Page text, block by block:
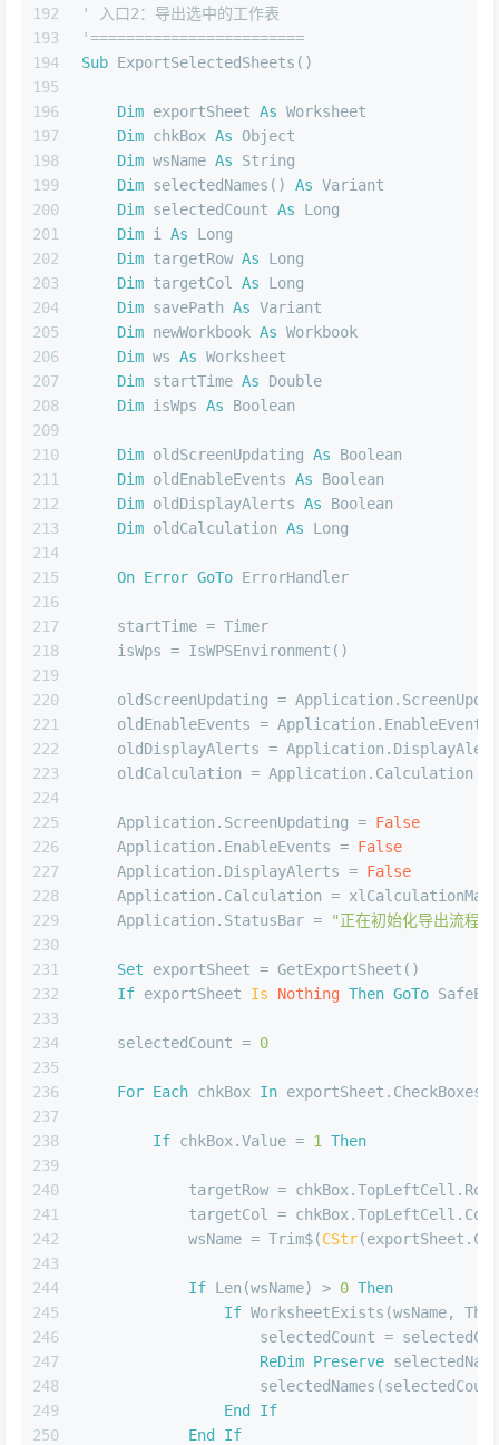
192
193
194
195
196
197
198
199
200
201
202
203
204
205
206
207
208
209
210
211
212
213
214
215
216
217
218
219
220
221
222
223
224
225
226
227
228
229
230
231
232
233
234
235
236
237
238
239
240
241
242
243
244
245
246
247
248
249
250
' 入口2：导出选中的工作表
'========================
Sub ExportSelectedSheets()
Dim exportSheet As Worksheet
Dim chkBox As
Object
Dim wsName As
String
Dim selectedNames() As Variant
Dim selectedCount As
Long
Dim i As
Long
Dim targetRow As
Long
Dim targetCol As
Long
Dim savePath As Variant
Dim newWorkbook As Workbook
Dim ws As Worksheet
Dim startTime As
Double
Dim isWps As Boolean
Dim oldScreenUpdating As
Boolean
Dim oldEnableEvents As
Boolean
Dim oldDisplayAlerts As
Boolean
Dim oldCalculation As Long
On Error GoTo ErrorHandler
    startTime = Timer
    isWps = IsWPSEnvironment()
oldScreenUpdating =
    oldEnableEvents = Application.EnableEvents
oldDisplayAlerts =
    oldCalculation = Application.Calculation
    Application.ScreenUpdating =
False
    Application.EnableEvents =
False
    Application.DisplayAlerts =
False
Application.Calculation =
    Application.StatusBar =
"正在初始化导出流程
Set exportSheet = GetExportSheet()
If exportSheet Is Nothing Then GoTo
    selectedCount =
0
For Each chkBox In exportSheet.CheckBoxes
If chkBox.Value = 1 Then
            targetRow = chkBox.TopLeftCell.Row
targetCol =
            wsName = Trim$(
CStr
If Len(wsName) > 0 Then
If WorksheetExists(wsName,
selectedCount =
ReDim Preserve
End
If
End
If